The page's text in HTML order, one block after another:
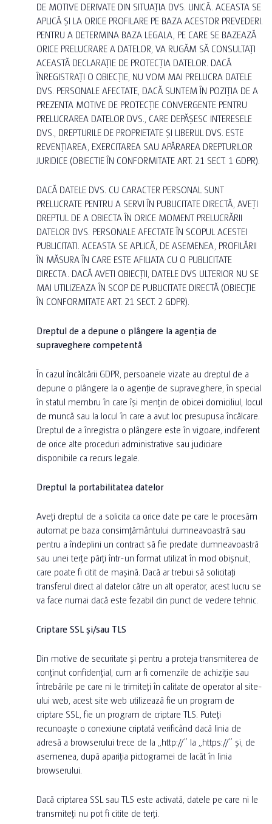
DE MOTIVE DERIVATE DIN SITUAȚIA DVS. UNICĂ. ACEASTA SE
APLICĂ ȘI LA ORICE PROFILARE PE BAZA ACESTOR PREVEDERI.
PENTRU A DETERMINA BAZA LEGALA, PE CARE SE BAZEAZĂ
ORICE PRELUCRARE A DATELOR, VA RUGĂM SĂ CONSULTAȚI
ACEASTĂ DECLARAȚIE DE PROTECȚIA DATELOR. DACĂ
ÎNREGISTRAȚI O OBIECȚIE, NU VOM MAI PRELUCRA DATELE
DVS. PERSONALE AFECTATE, DACĂ SUNTEM ÎN POZIȚIA DE A
PREZENTA MOTIVE DE PROTECȚIE CONVERGENTE PENTRU
PRELUCRAREA DATELOR DVS., CARE DEPĂȘESC INTERESELE
DVS., DREPTURILE DE PROPRIETATE ȘI LIBERUL DVS. ESTE
REVENȚIAREA, EXERCITAREA SAU APĂRAREA DREPTURILOR
JURIDICE (OBIECTIE ÎN CONFORMITATE ART. 21 SECT. 1 GDPR).
DACĂ DATELE DVS. CU CARACTER PERSONAL SUNT
PRELUCRATE PENTRU A SERVI ÎN PUBLICITATE DIRECTĂ, AVEȚI
DREPTUL DE A OBIECTA ÎN ORICE MOMENT PRELUCRĂRII
DATELOR DVS. PERSONALE AFECTATE ÎN SCOPUL ACESTEI
PUBLICITATI. ACEASTA SE APLICĂ, DE ASEMENEA, PROFILĂRII
ÎN MĂSURA ÎN CARE ESTE AFILIATA CU O PUBLICITATE
DIRECTA. DACĂ AVETI OBIECȚII, DATELE DVS ULTERIOR NU SE
MAI UTILIZEAZA ÎN SCOP DE PUBLICITATE DIRECTĂ (OBIECȚIE
ÎN CONFORMITATE ART. 21 SECT. 2 GDPR).
Dreptul de a depune o plângere la agenția de
supraveghere competentă
În cazul încălcării GDPR, persoanele vizate au dreptul de a
depune o plângere la o agenție de supraveghere, în special
în statul membru în care își mențin de obicei domiciliul, locul
de muncă sau la locul în care a avut loc presupusa încălcare.
Dreptul de a înregistra o plângere este în vigoare, indiferent
de orice alte proceduri administrative sau judiciare
disponibile ca recurs legale.
Dreptul la portabilitatea datelor
Aveți dreptul de a solicita ca orice date pe care le procesăm
automat pe baza consimțământului dumneavoastră sau
pentru a îndeplini un contract să fie predate dumneavoastră
sau unei terțe părți într-un format utilizat în mod obișnuit,
care poate fi citit de mașină. Dacă ar trebui să solicitați
transferul direct al datelor către un alt operator, acest lucru se
va face numai dacă este fezabil din punct de vedere tehnic.
Criptare SSL și/sau TLS
Din motive de securitate și pentru a proteja transmiterea de
conținut confidențial, cum ar fi comenzile de achiziție sau
întrebările pe care ni le trimiteți în calitate de operator al site-
ului web, acest site web utilizează fie un program de
criptare SSL, fie un program de criptare TLS. Puteți
recunoaște o conexiune criptată verificând dacă linia de
adresă a browserului trece de la „http://” la „https://” și, de
asemenea, după apariția pictogramei de lacăt în linia
browserului.
Dacă criptarea SSL sau TLS este activată, datele pe care ni le
transmiteți nu pot fi citite de terți.